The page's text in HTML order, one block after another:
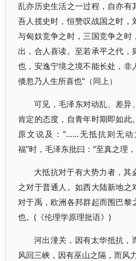
乱亦历史生活之一过程，自亦有
吾人揽史时，恒赞叹战国之时，
与匈奴竞争之时，三国竞争之时
出，合人喜读。至若承平之代，
也，安逸宁境之境不能长处，非
倏忽乃人生所喜也“（同上）
可见，毛泽东对动乱、差异
肯定的态度，自青年时期即如此
原文说及：“……无抵抗则无
福”时，毛泽东批曰：“至真之理
大抵抗对于有大势力者，其
之对于普通人。如西大陆新地之
对于禹，欧洲各邦群起而围巴黎
也。(《伦理学原理批语》)
河出潼关，因有太华抵抗，
风回三峡，因有巫山之隔，而风